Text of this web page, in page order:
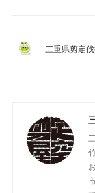
三重県剪定